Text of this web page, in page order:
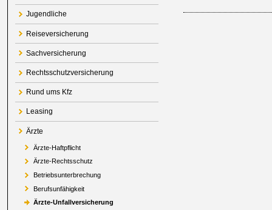
Jugendliche
Reiseversicherung
Sachversicherung
Rechtsschutzversicherung
Rund ums Kfz
Leasing
Ärzte
Ärzte-Haftpflicht
Ärzte-Rechtsschutz
Betriebsunterbrechung
Berufsunfähigkeit
Ärzte-Unfallversicherung